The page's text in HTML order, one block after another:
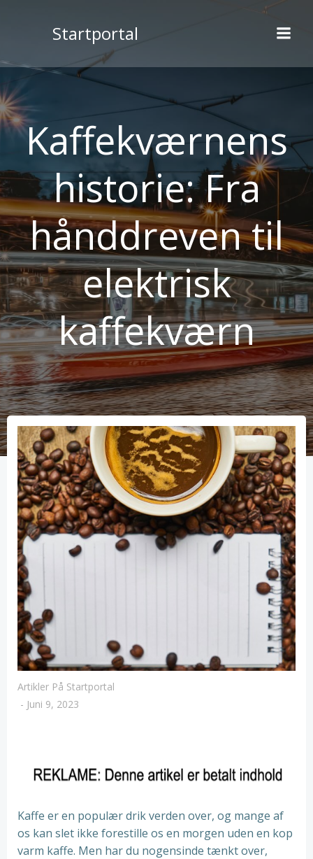
Startportal
Kaffekværnens
historie: Fra
hånddreven til
elektrisk
kaffekværn
Artikler På Startportal
- Juni 9, 2023
Kaffe er en populær drik verden over, og mange af
os kan slet ikke forestille os en morgen uden en kop
varm kaffe. Men har du nogensinde tænkt over,